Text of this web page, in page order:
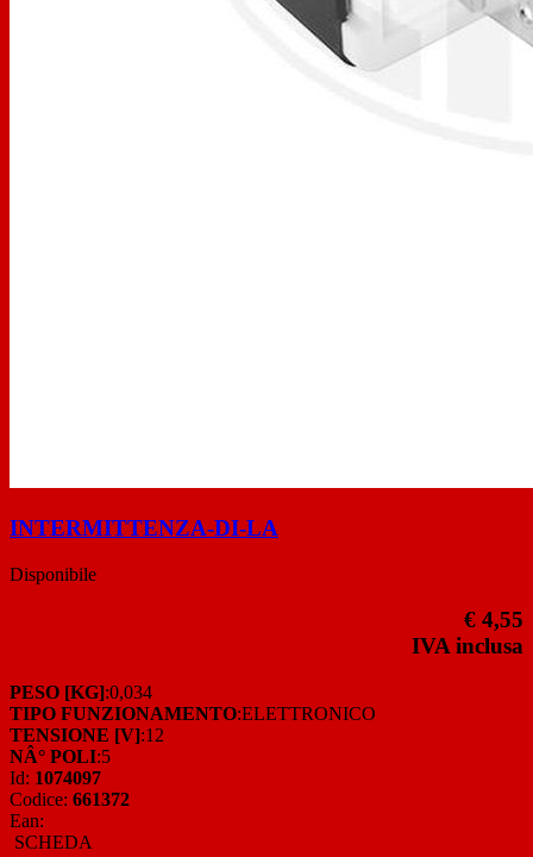
INTERMITTENZA-DI-LA
Disponibile
€ 4,55
IVA inclusa
PESO [KG]:0,034
TIPO FUNZIONAMENTO:ELETTRONICO
TENSIONE [V]:12
NÂ° POLI:5
Id: 1074097
Codice: 661372
Ean:
SCHEDA